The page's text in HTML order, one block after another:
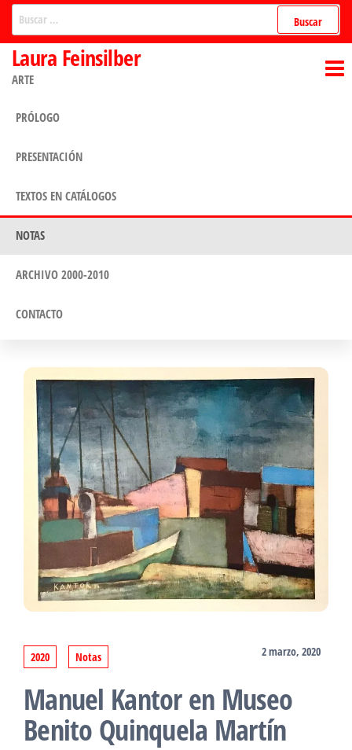
Saltar
contenido
Laura Feinsilber
ARTE
PRÓLOGO
PRESENTACIÓN
TEXTOS EN CATÁLOGOS
NOTAS
ARCHIVO 2000-2010
CONTACTO
2020 Notas 2 marzo, 2020
Manuel Kantor en Museo
Benito Quinquela Martín